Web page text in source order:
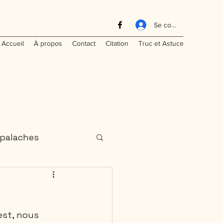
Se connecter
Accueil À propos Contact Citation Truc et Astuce
nous